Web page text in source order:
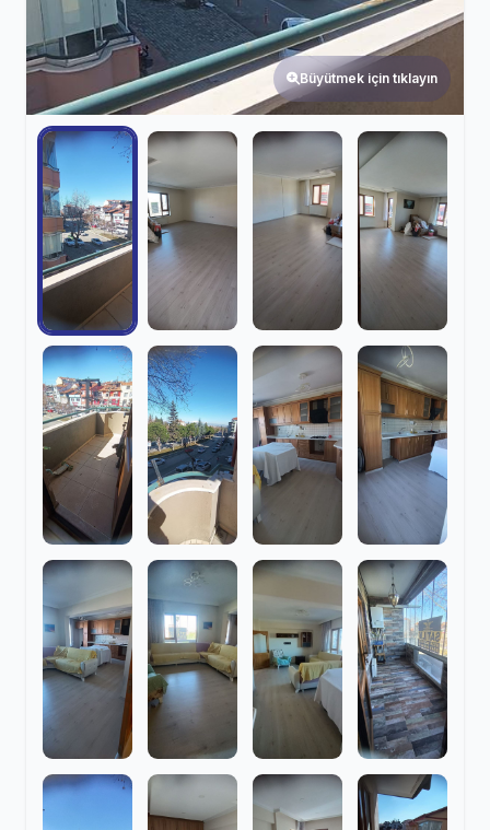
Büyütmek için tıklayın